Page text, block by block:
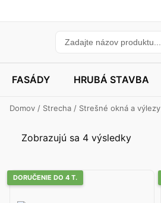
FASÁDY HRUBÁ STAVBA
Domov / Strecha / Strešné okná a výlezy
Zobrazujú sa 4 výsledky
DORUČENIE DO 4 T.